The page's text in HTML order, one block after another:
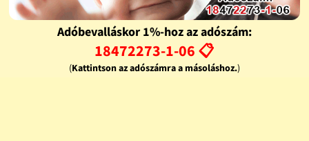
Adóbevalláskor 1%-hoz az adószám:
18472273-1-06 📋
(Kattintson az adószámra a másoláshoz.)